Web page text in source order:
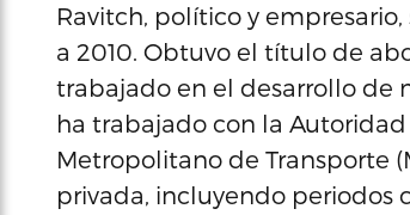
Ravitch, político y
a 2010. Obtuvo el título de
trabajado en el desarrollo de
ha trabajado con la
Metropolitano de Transporte
privada, incluyendo periodos